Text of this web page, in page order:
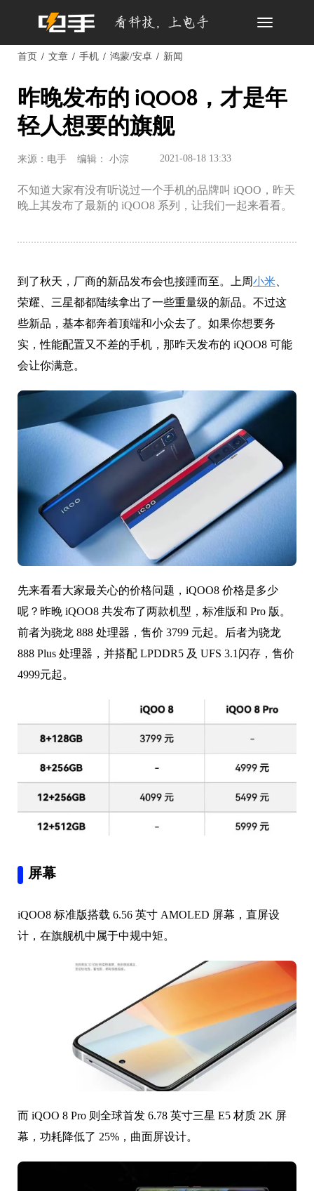
Toggle
首页 文章 手机 鸿蒙/安卓 新闻
昨晚发布的 iQOO8，才是年
轻人想要的旗舰
来源：电手 编辑： 小淙 2021-08-18 13:33
不知道大家有没有听说过一个手机的品牌叫 iQOO，昨天
晚上其发布了最新的 iQOO8 系列，让我们一起来看看。
到了秋天，厂商的新品发布会也接踵而至。上周小米
荣耀、三星都都陆续拿出了一些重量级的新品。不过这
些新品，基本都奔着顶端和小众去了。如果你想要务
实，性能配置又不差的手机，那昨天发布的 iQOO8 可能
会让你满意。
先来看看大家最关心的价格问题，iQOO8 价格是多少
呢？昨晚 iQOO8 共发布了两款机型，标准版和 Pro 版。
前者为骁龙 888 处理器，售价 3799 元起。后者为骁龙
888 Plus 处理器，并搭配 LPDDR5 及 UFS 3.1闪存，售价
4999元起。
屏幕
iQOO8 标准版搭载 6.56 英寸 AMOLED 屏幕，直屏设
计，在旗舰机中属于中规中矩。
而 iQOO 8 Pro 则全球首发 6.78 英寸三星 E5 材质 2K 屏
幕，功耗降低了 25%，曲面屏设计。